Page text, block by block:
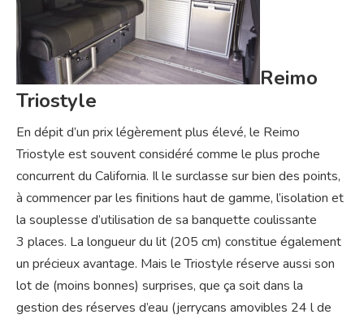
Reimo
Triostyle
En dépit d’un prix légèrement plus élevé, le Reimo
Triostyle est souvent considéré comme le plus proche
concurrent du California. Il le surclasse sur bien des points,
à commencer par les finitions haut de gamme, l’isolation et
la souplesse d’utilisation de sa banquette coulissante
3 places. La longueur du lit (205 cm) constitue également
un précieux avantage. Mais le Triostyle réserve aussi son
lot de (moins bonnes) surprises, que ça soit dans la
gestion des réserves d’eau (jerrycans amovibles 24 l de